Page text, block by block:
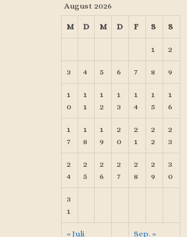
August 2026
M D M D F S S
1 2
3 4 5 6 7 8 9
1
0
1
1
1
2
1
3
1
4
1
5
1
6
1
7
1
8
1
9
2
0
2
1
2
2
2
3
2
4
2
5
2
6
2
7
2
8
2
9
3
0
3
1
« Juli Sep. »